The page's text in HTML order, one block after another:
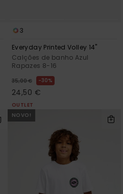
3
Everyday Printed Volley 14"
Calções de banho Azul
Rapazes 8-16
35,00 € 30%
24,50 €
OUTLET
NOVO!